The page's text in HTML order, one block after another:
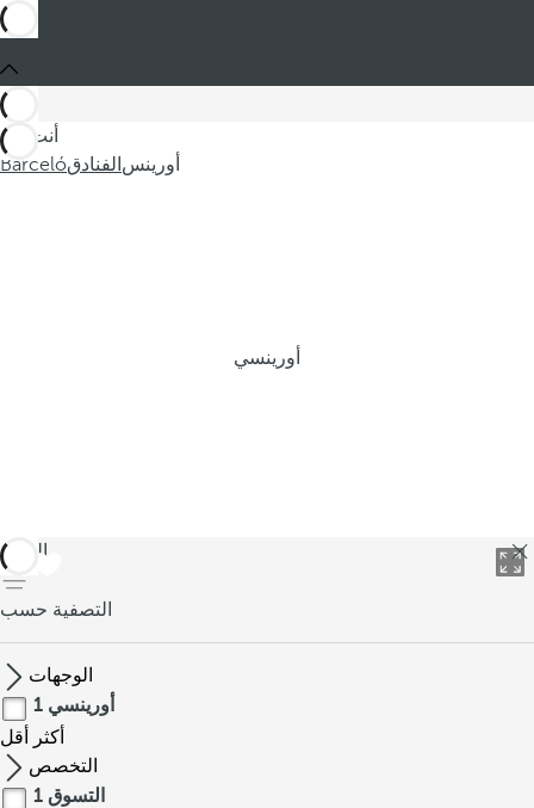
أنت في
Barcelóالفنادق أورينس
أورينسي
العودة
التصفية حسب
الوجهات
أورينسي 1
أكثر
أقل
التخصص
التسوق 1